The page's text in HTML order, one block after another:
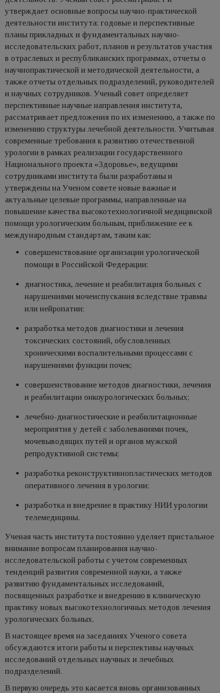
утверждает основные вопросы научно-практической
деятельности института: годовые и перспективные
планы прикладных и фундаментальных научно-
исследовательских работ, планов и результатов участия
в отраслевых и республиканских программах, отчеты о
научнопрактической и методической деятельности, а
также отчеты отдельных подразделений, руководителей
и научных сотрудников. Ученый совет определяет
перспективные научные направления института,
рассматривает предложения по их изменению, а также по
изменению структуры лечебной деятельности. Учитывая
современные требования к развитию отечественной
урологии в рамках реализации государственного
Национального проекта «Здоровье», ведущими
сотрудниками института были разработаны и
утверждены на Ученом совете новые важные и
актуальные целевые программы, направленные на
повышение качества высокотехнологичной медицинской
помощи урологическим больным, приближение ее к
международным стандартам, таким как:
совершенствование организации урологической
помощи в Российской Федерации;
диагностика, лечение и реабилитация больных с
нарушениями мочеиспускания вследствие травмы
или нейропатии;
разработка методов диагностики и лечения
токсических состояний, обусловленных
хроническими воспалительными процессами с
нарушениями функции почек;
совершенствование методов диагностики, лечения
и реабилитации онкоурологических больных;
лечебно-диагностические и реабилитационные
мероприятия у детей с заболеваниями почек,
мочевыводящих путей и органов мужской
репродуктивной системы;
разработка реконструктивнопластических методов
оперативного лечения в урологии;
разработка и внедрение в практику НИИ урологии
телемедицины.
Ученая часть института постоянно уделяет пристальное
внимание вопросам планирования научно-
исследовательской работы с учетом современных
тенденций развития современной науки, а также
развитию фундаментальных исследований,
посвященных разработке и внедрению в клиническую
практику новых высокотехнологичных методов лечения
урологических больных.
В настоящее время на заседаниях Ученого совета
обсуждаются итоги работы и перспективы научных
исследований отдельных научных и лечебных
подразделений.
В первую очередь это касается вновь организованных